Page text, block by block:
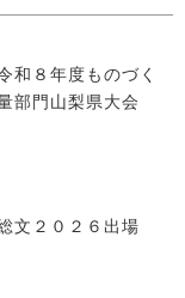
和８年度ものづく
部門山梨県大会
文２０２６出場